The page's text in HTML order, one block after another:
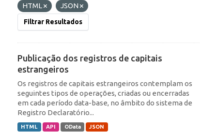
HTML
JSON
Filtrar Resultados
Publicação dos registros de capitais
estrangeiros
Os registros de capitais estrangeiros contemplam os
seguintes tipos de operações, criadas ou encerradas
em cada período data-base, no âmbito do sistema de
Registro Declaratório...
HTML API OData JSON